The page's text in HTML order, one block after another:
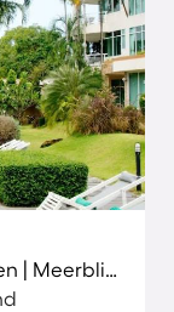
Resort mit Terrasse, Pool und Garten | Meerblick | Neben dem Strand | Hunde erlaubt